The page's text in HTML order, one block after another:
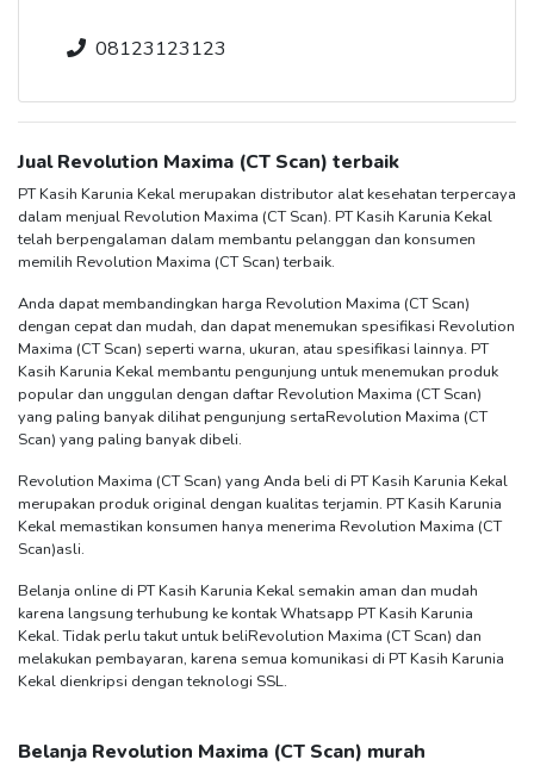
08123123123
JualRevolution Maxima (CT Scan) terbaik
PT Kasih Karunia Kekal merupakan distributor alat kesehatan terpercaya
dalam menjualRevolution Maxima (CT Scan). PT Kasih Karunia Kekal
telah berpengalaman dalam membantu pelanggan dan konsumen
memilih Revolution Maxima (CT Scan)terbaik.
Anda dapat membandingkan harga Revolution Maxima (CT Scan)
dengan cepat dan mudah, dan dapat menemukan spesifikasi Revolution
Maxima (CT Scan) seperti warna, ukuran, atau spesifikasi lainnya. PT
Kasih Karunia Kekal membantu pengunjung untuk menemukan produk
popular dan unggulan dengan daftarRevolution Maxima (CT Scan)
yang paling banyak dilihat pengunjung sertaRevolution Maxima (CT
Scan) yang paling banyak dibeli.
Revolution Maxima (CT Scan) yang Anda beli di PT Kasih Karunia Kekal
merupakan produk original dengan kualitas terjamin. PT Kasih Karunia
Kekal memastikan konsumen hanya menerima Revolution Maxima (CT
Scan)asli.
Belanja online di PT Kasih Karunia Kekal semakin aman dan mudah
karena langsung terhubung ke kontak Whatsapp PT Kasih Karunia
Kekal. Tidak perlu takut untuk beliRevolution Maxima (CT Scan) dan
melakukan pembayaran, karena semua komunikasi di PT Kasih Karunia
Kekal dienkripsi dengan teknologi SSL.
Belanja Revolution Maxima (CT Scan) murah